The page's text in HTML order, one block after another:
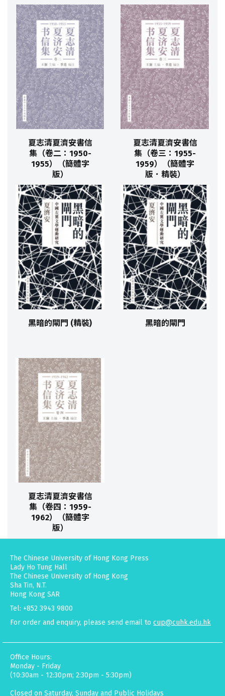
夏志清夏濟安書信
集（卷二：1950-
1955）（簡體字
版）
夏志清夏濟安書信
集（卷三：1955-
1959）（簡體字
版．精裝）
黑暗的閘門 (精裝) 黑暗的閘門
夏志清夏濟安書信
集（卷四：1959-
1962）（簡體字
版）
The Chinese University of Hong Kong Press
Lady Ho Tung Hall
The Chinese University of Hong Kong
Sha Tin, N.T.
Hong Kong SAR
Tel: +852 3943 9800
For order and enquiry, please send email to cup@cuhk.edu.hk
Office Hours:
Monday - Friday
(10:30am - 12:30pm; 2:30pm - 5:30pm)
Closed on Saturday, Sunday and Public Holidays